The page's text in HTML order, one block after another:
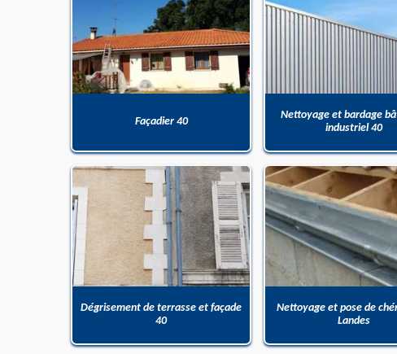
Façadier 40
Nettoyage et bardage
industriel 40
Dégrisement de terrasse et façade
40
Nettoyage et pose de
Landes